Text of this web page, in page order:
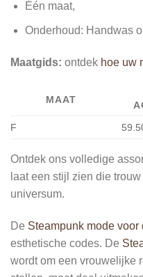
Één maat,
Onderhoud: Handwas
Maatgids: ontdek hoe uw
MAAT
F
Ontdek ons volledige
laat een stijl zien die
universum.
De Steampunk mode voor
esthetische codes. De
wordt om een vrouwelijke